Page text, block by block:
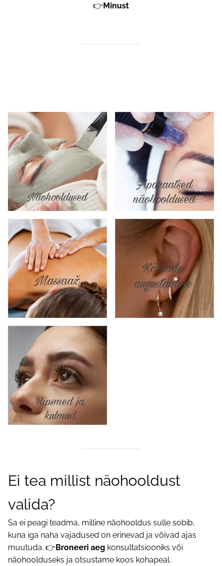
👉Minust
Ei tea millist näohooldust
valida?
Sa ei peagi teadma, milline näohooldus sulle sobib,
kuna iga naha vajadused on erinevad ja võivad ajas
muutuda. 👉Broneeri aeg konsultatsiooniks või
näohoolduseks ja otsustame koos kohapeal.